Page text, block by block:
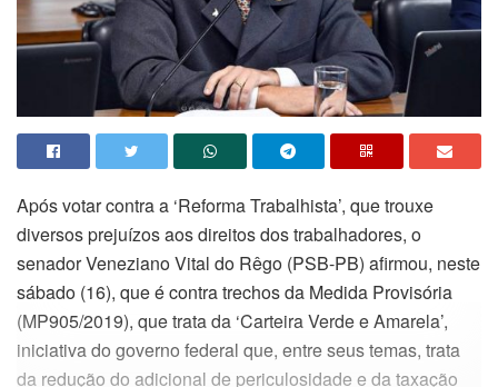
Após votar contra a ‘Reforma Trabalhista’, que trouxe
diversos prejuízos aos direitos dos trabalhadores, o
senador Veneziano Vital do Rêgo (PSB-PB) afirmou, neste
sábado (16), que é contra trechos da Medida Provisória
(MP905/2019), que trata da ‘Carteira Verde e Amarela’,
iniciativa do governo federal que, entre seus temas, trata
da redução do adicional de periculosidade e da taxação